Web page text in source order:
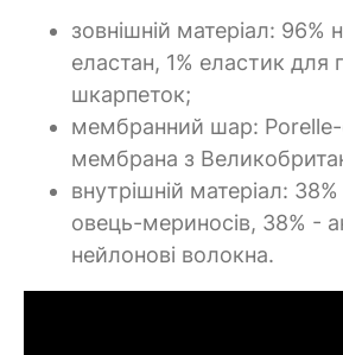
зовнішній матеріал: 96%
еластан, 1% еластик для
шкарпеток;
мембранний шар: Porelle-
мембрана з
внутрішній матеріал:
овець-мериносів, 38% -
нейлонові волокна.